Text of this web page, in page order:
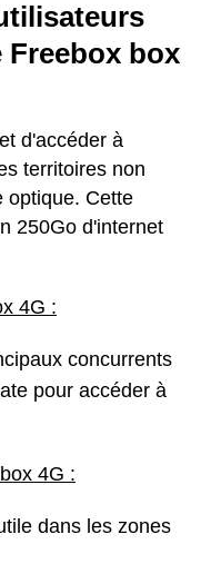
Freebox box
d'accéder à
territoires non
optique. Cette
250Go d'internet
4G :
concurrents
pour accéder à
4G :
dans les zones